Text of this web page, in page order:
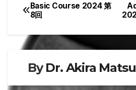
投
稿
ナ
ビ
Basic Course 2024 第
8回
ByDr. Akira